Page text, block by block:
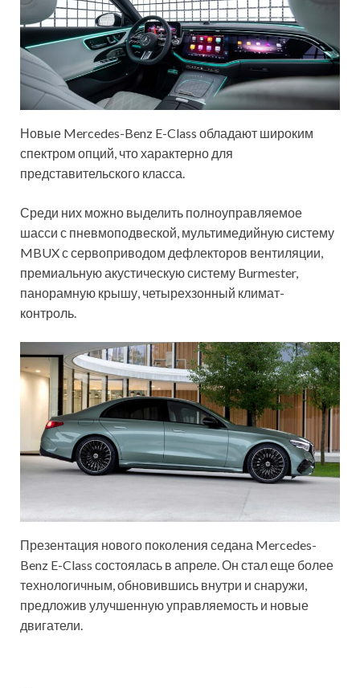
Новые Mercedes-Benz E-Class обладают широким
спектром опций, что характерно для
представительского класса.
Среди них можно выделить полноуправляемое
шасси с пневмоподвеской, мультимедийную систему
MBUX с сервоприводом дефлекторов вентиляции,
премиальную акустическую систему Burmester,
панорамную крышу, четырехзонный климат-
контроль.
Презентация нового поколения седана Mercedes-
Benz E-Class состоялась в апреле. Он стал еще более
технологичным, обновившись внутри и снаружи,
предложив улучшенную управляемость и новые
двигатели.